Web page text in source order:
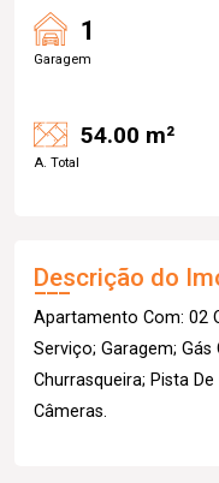
1
Garagem
54.00 m²
A. Total
Descrição do
Apartamento Com: 02
Serviço; Garagem;
Churrasqueira; Pista
Câmeras.